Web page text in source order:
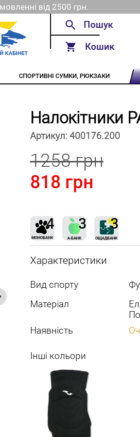
від 2500 грн.
Кошик
СПОРТИВНІ СУМКИ, РЮКЗАКИ
Налокітники
Артикул: 400176.200
1258 грн
818 грн
Характеристики
Вид спорту
Матеріал
Наявність
Інші кольори